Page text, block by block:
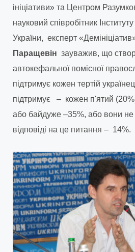
ініціативи» та Центром
науковий співробітник
України, експерт
Паращевін зауважив, що
автокефальної помісної
підтримує кожен тертій
підтримує – кожен п'ятий
або байдуже –35%, або вони
відповіді на це питання – 14%.